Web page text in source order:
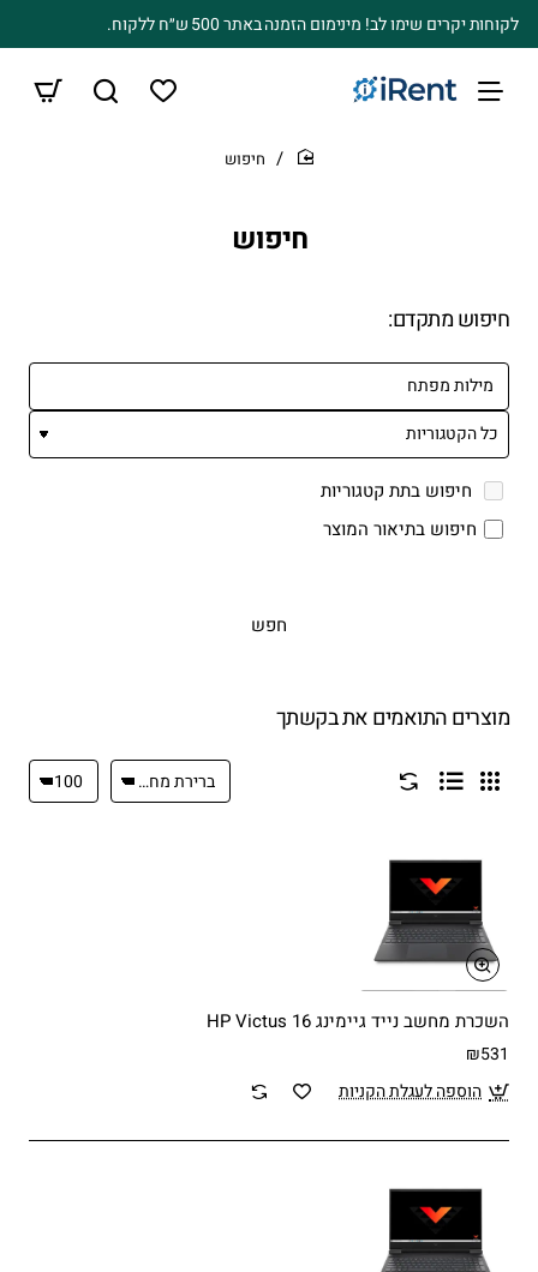
לקוחות יקרים שימו לב! מינימום הזמנה באתר 500 ש״ח ללקוח.
חיפוש
home
חיפוש
חיפוש מתקדם:
חיפוש בתת קטגוריות
חיפוש בתיאור המוצר
חפש
מוצרים התואמים את בקשתך
השכרת מחשב נייד גיימינג HP Victus 16
₪531
הוספה לעגלת הקניות